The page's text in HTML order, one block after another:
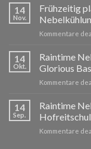
14
Nov.
Frühzeitig
Kommentare
14
Okt.
Raintime
Glorious
Kommentare
14
Sep.
Raintime
Kommentare